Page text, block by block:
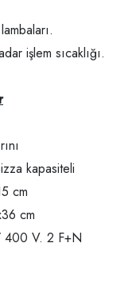
işlem sıcaklığı.
kapasiteli
cm
cm
V. 2 F+N